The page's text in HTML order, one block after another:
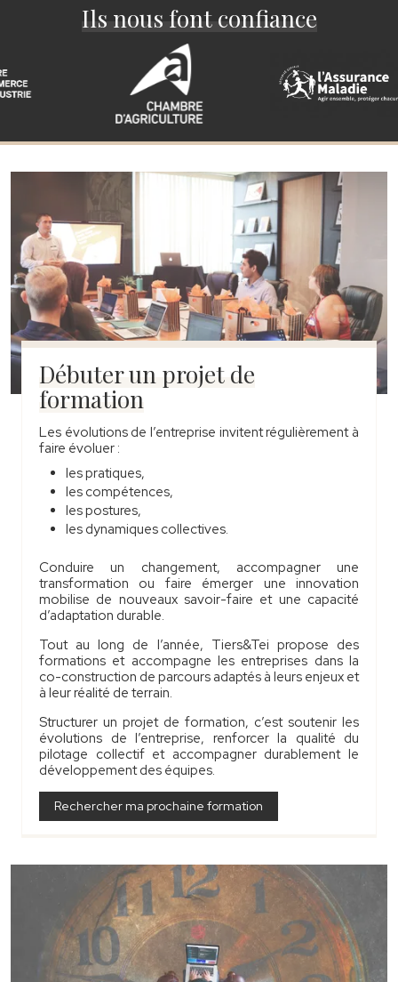
Ils nous font confiance
Débuter un projet de
formation
Les évolutions de l’entreprise invitent régulièrement à
faire évoluer :
les pratiques,
les compétences,
les postures,
les dynamiques collectives.
Conduire un changement, accompagner une
transformation ou faire émerger une innovation
mobilise de nouveaux savoir-faire et une capacité
d’adaptation durable.
Tout au long de l’année, Tiers&Tei propose des
formations et accompagne les entreprises dans la
co-construction de parcours adaptés à leurs enjeux et
à leur réalité de terrain.
Structurer un projet de formation, c’est soutenir les
évolutions de l’entreprise, renforcer la qualité du
pilotage collectif et accompagner durablement le
développement des équipes.
Rechercher ma prochaine formation